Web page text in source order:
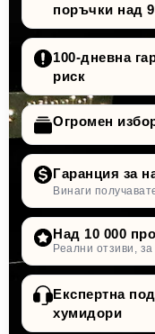
поръчки над
100-дневна
риск
Огромен
Гаранция за
Винаги
Над 10 000
Реални отзиви,
Експертна
хумидори